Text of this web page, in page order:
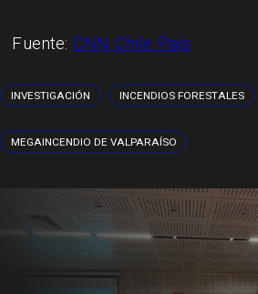
Fuente: CNN Chile País
INVESTIGACIÓN INCENDIOS FORESTALES
MEGAINCENDIO DE VALPARAÍSO